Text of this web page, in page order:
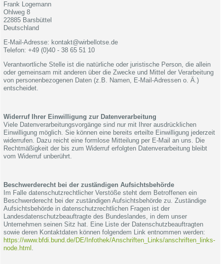
Frank Logemann
Ohlweg 8
22885 Barsbüttel
Deutschland
E-Mail-Adresse: kontakt@wirbellotse.de
Telefon: +49 (0)40 - 38 65 51 10
Verantwortliche Stelle ist die natürliche oder juristische Person, die allein
oder gemeinsam mit anderen über die Zwecke und Mittel der Verarbeitung
von personenbezogenen Daten (z.B. Namen, E-Mail-Adressen o. Ä.)
entscheidet.
Widerruf Ihrer Einwilligung zur Datenverarbeitung
Viele Datenverarbeitungsvorgänge sind nur mit Ihrer ausdrücklichen
Einwilligung möglich. Sie können eine bereits erteilte Einwilligung jederzeit
widerrufen. Dazu reicht eine formlose Mitteilung per E-Mail an uns. Die
Rechtmäßigkeit der bis zum Widerruf erfolgten Datenverarbeitung bleibt
vom Widerruf unberührt.
Beschwerderecht bei der zuständigen Aufsichtsbehörde
Im Falle datenschutzrechtlicher Verstöße steht dem Betroffenen ein
Beschwerderecht bei der zuständigen Aufsichtsbehörde zu. Zuständige
Aufsichtsbehörde in datenschutzrechtlichen Fragen ist der
Landesdatenschutzbeauftragte des Bundeslandes, in dem unser
Unternehmen seinen Sitz hat. Eine Liste der Datenschutzbeauftragten
sowie deren Kontaktdaten können folgendem Link entnommen werden:
https://www.bfdi.bund.de/DE/Infothek/Anschriften_Links/anschriften_links-
node.html .